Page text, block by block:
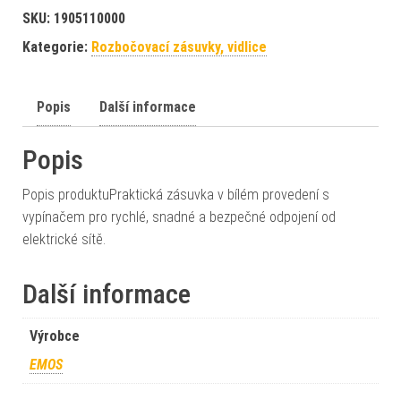
SKU: 1905110000
Kategorie: Rozbočovací zásuvky, vidlice
Popis Další informace
Popis
Popis produktuPraktická zásuvka v bílém provedení s
vypínačem pro rychlé, snadné a bezpečné odpojení od
elektrické sítě.
Další informace
Výrobce
EMOS